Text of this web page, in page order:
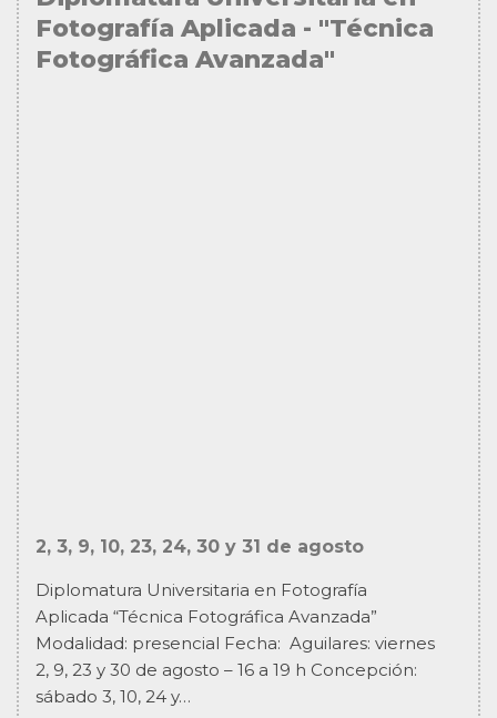
Fotografía Aplicada - "Técnica
Fotográfica Avanzada"
2, 3, 9, 10, 23, 24, 30 y 31 de agosto
Diplomatura Universitaria en Fotografía
Aplicada “Técnica Fotográfica Avanzada”
Modalidad: presencial Fecha: Aguilares: viernes
2, 9, 23 y 30 de agosto – 16 a 19 h Concepción:
sábado 3, 10, 24 y…